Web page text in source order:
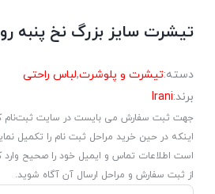
تیشرت سایز بزرگ نخ پنبه
دسته:تیشرت و پلوشرت,لباس راحتی
برند:Irani
جهت ثبت سفارش می بایست در سایت ثبت‌نام
اینکه در حین خرید مراحل ثبت نام را تکمیل
است اطلاعات تماس و ایمیل خود را صحیح وارد
از ثبت سفارش و مراحل ارسال آن آگاه شوید.